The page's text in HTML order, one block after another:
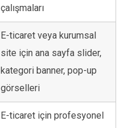
çalışmaları
E-ticaret veya kurumsal
site için ana sayfa slider,
kategori banner, pop-up
görselleri
E-ticaret için profesyonel